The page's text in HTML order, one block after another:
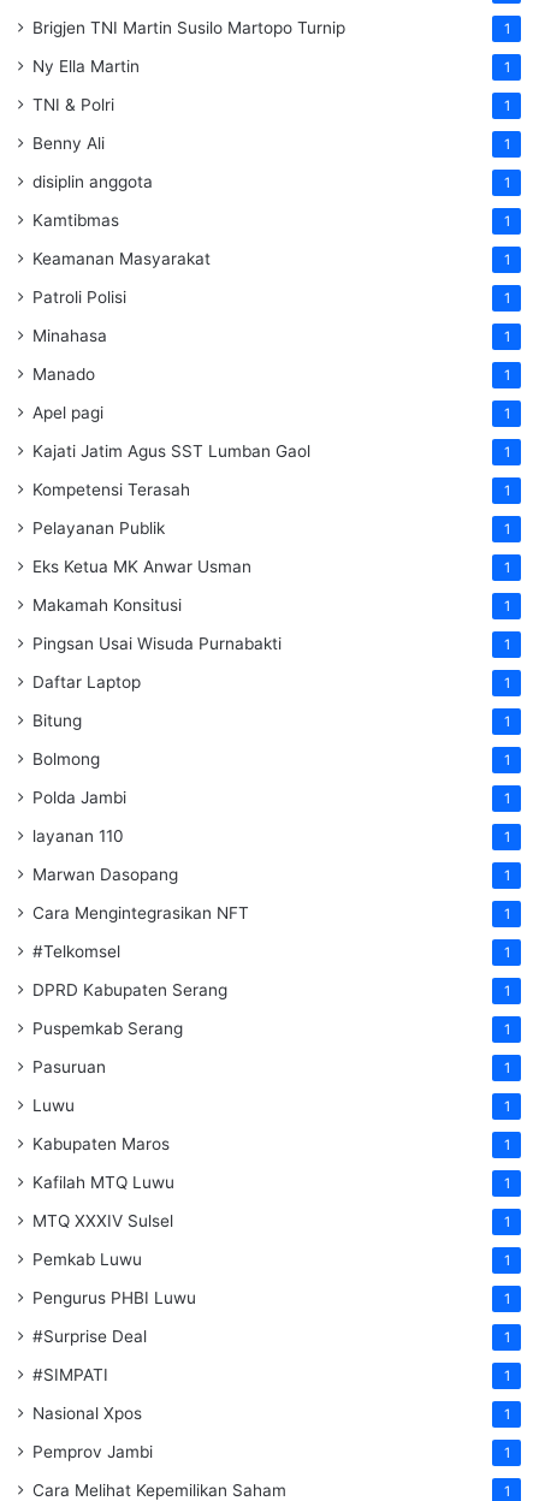
Brigjen TNI Martin Susilo Martopo Turnip 1
Ny Ella Martin 1
TNI & Polri 1
Benny Ali 1
disiplin anggota 1
Kamtibmas 1
Keamanan Masyarakat 1
Patroli Polisi 1
Minahasa 1
Manado 1
Apel pagi 1
Kajati Jatim Agus SST Lumban Gaol 1
Kompetensi Terasah 1
Pelayanan Publik 1
Eks Ketua MK Anwar Usman 1
Makamah Konsitusi 1
Pingsan Usai Wisuda Purnabakti 1
Daftar Laptop 1
Bitung 1
Bolmong 1
Polda Jambi 1
layanan 110 1
Marwan Dasopang 1
Cara Mengintegrasikan NFT 1
#Telkomsel 1
DPRD Kabupaten Serang 1
Puspemkab Serang 1
Pasuruan 1
Luwu 1
Kabupaten Maros 1
Kafilah MTQ Luwu 1
MTQ XXXIV Sulsel 1
Pemkab Luwu 1
Pengurus PHBI Luwu 1
#Surprise Deal 1
#SIMPATI 1
Nasional Xpos 1
Pemprov Jambi 1
Cara Melihat Kepemilikan Saham 1